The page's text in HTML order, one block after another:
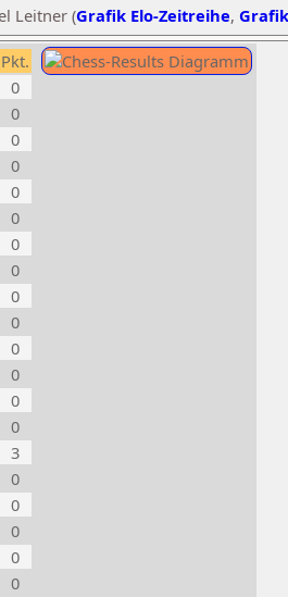
Leitner (Grafik Elo-Zeitreihe,
Pkt.
0
0
0
0
0
0
0
0
0
0
0
0
0
0
3
0
0
0
0
0